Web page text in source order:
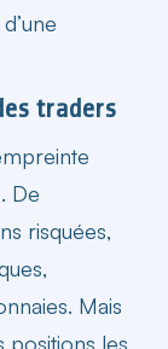
traders​
De
risquées,
. Mais
positions les